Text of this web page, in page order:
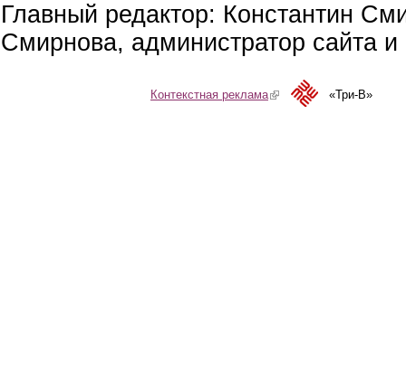
Главный редактор: Константин
Смирнова, администратор сайта
Контекстная реклама(link is external)«Три-В»